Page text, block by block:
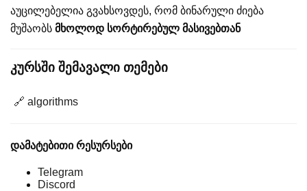
აუცილებელია გვახსოვდეს, რომ ბინარული ძიება
მუშაობს მხოლოდ სორტირებულ მასივებთან
კურსში შემავალი თემები
🔗 algorithms
დამატებითი რესურსები
Telegram
Discord